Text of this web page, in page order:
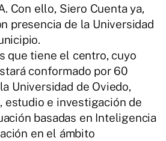
Con ello, Siero Cuenta ya,
presencia de la Universidad
que tiene el centro, cuyo
conformado por 60
Universidad de Oviedo,
estudio e investigación de
basadas en Inteligencia
en el ámbito